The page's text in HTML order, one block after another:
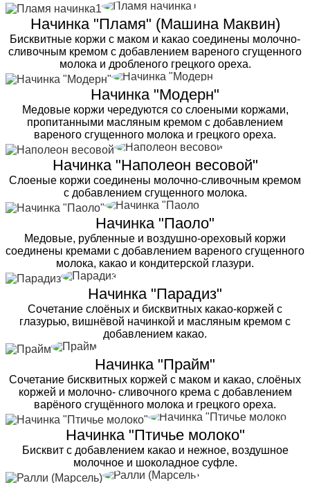
Начинка "Пламя" (Машина Маквин)
Бисквитные коржи с маком и какао соединены молочно-
сливочным кремом с добавлением вареного сгущенного
молока и дробленого грецкого ореха.
Начинка "Модерн"
Медовые коржи чередуются со слоеными коржами,
пропитанными масляным кремом с добавлением
вареного сгущенного молока и грецкого ореха.
Начинка "Наполеон весовой"
Слоеные коржи соединены молочно-сливочным кремом
с добавлением сгущенного молока.
Начинка "Паоло"
Медовые, рубленные и воздушно-ореховый коржи
соединены кремами с добавлением вареного сгущенного
молока, какао и кондитерской глазури.
Начинка "Парадиз"
Сочетание слоёных и бисквитных какао-коржей с
глазурью, вишнёвой начинкой и масляным кремом с
добавлением какао.
Начинка "Прайм"
Сочетание бисквитных коржей с маком и какао, слоёных
коржей и молочно- сливочного крема с добавлением
варёного сгущённого молока и грецкого ореха.
Начинка "Птичье молоко"
Бисквит с добавлением какао и нежное, воздушное
молочное и шоколадное суфле.